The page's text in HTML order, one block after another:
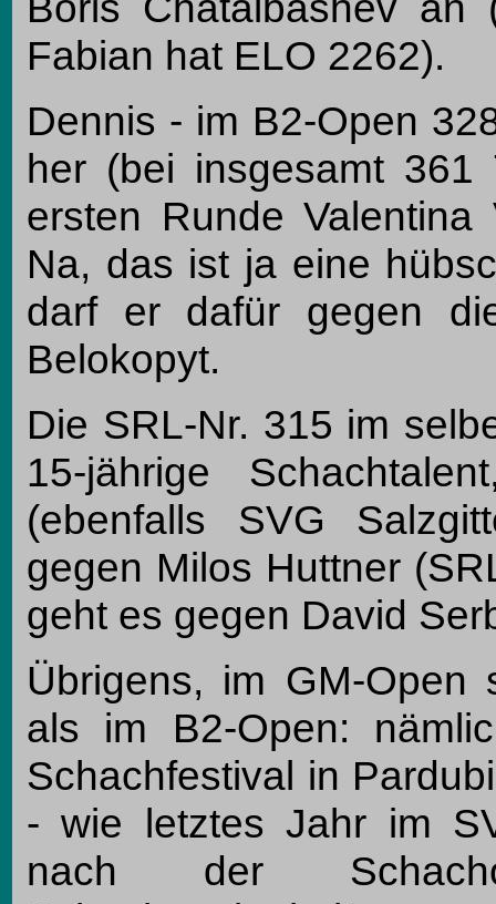
Fabian hat ELO 2262).
Dennis - im B2-Open
her (bei insgesamt
ersten Runde
Na, das ist ja eine
darf er dafür gegen
Belokopyt.
Die SRL-Nr. 315 im
15-jährige
(ebenfalls SVG
gegen Milos Huttner
geht es gegen David
Übrigens, im GM-
als im B2-Open:
Schachfestival in
- wie letztes Jahr im
nach der